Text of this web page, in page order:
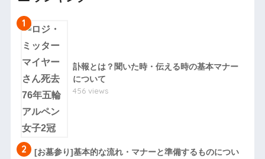
1
訃報とは？聞いた時・伝える時の基本マナー
について
456 views
2
[お墓参り]基本的な流れ・マナーと準備するものについ